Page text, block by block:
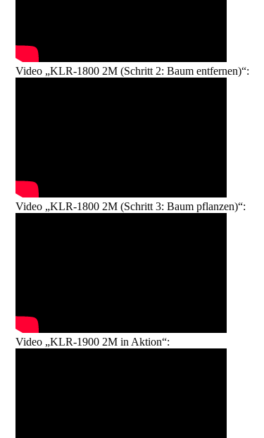
Video „KLR-1800 2M (Schritt 2: Baum entfernen)“:
Video „KLR-1800 2M (Schritt 3: Baum pflanzen)“:
Video „KLR-1900 2M in Aktion“: